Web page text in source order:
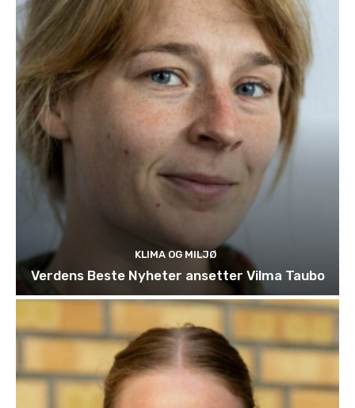
KLIMA OG MILJØ
Verdens Beste Nyheter ansetter Vilma Taubo